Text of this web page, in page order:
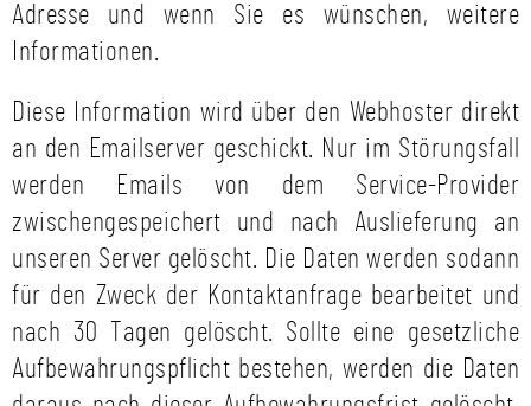
Adresse und wenn Sie es wünschen, weitere
Informationen.
Diese Information wird über den Webhoster direkt
an den Emailserver geschickt. Nur im Störungsfall
werden Emails von dem Service-Provider
zwischengespeichert und nach Auslieferung an
unseren Server gelöscht. Die Daten werden sodann
für den Zweck der Kontaktanfrage bearbeitet und
nach 30 Tagen gelöscht. Sollte eine gesetzliche
Aufbewahrungspflicht bestehen, werden die Daten